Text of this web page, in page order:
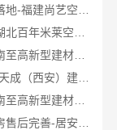
呈贡一站式装修服务价格表？云南至高新型建材有限公司
西安专业装修平层免费量房-居安天成（西安）建筑工程有限责任公司
呈贡一站式装修服务价格表，云南至高新型建材有限公司